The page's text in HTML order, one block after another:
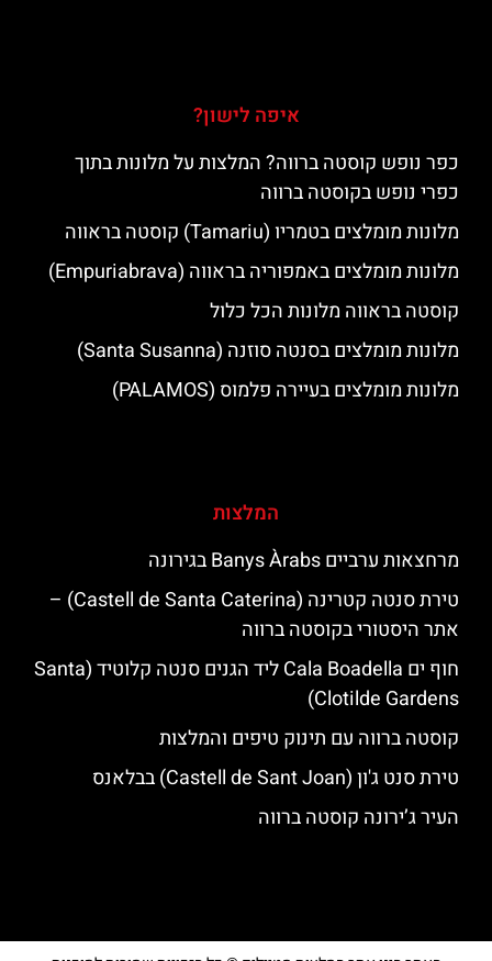
איפה לישון?
כפר נופש קוסטה ברווה? המלצות על מלונות בתוך
כפרי נופש בקוסטה ברווה
מלונות מומלצים בטמריו (Tamariu) קוסטה בראווה
מלונות מומלצים באמפוריה בראווה (Empuriabrava)
קוסטה בראווה מלונות הכל כלול
מלונות מומלצים בסנטה סוזנה (Santa Susanna)
מלונות מומלצים בעיירה פלמוס (PALAMOS)
המלצות
מרחצאות ערביים Banys Àrabs בגירונה
טירת סנטה קטרינה (Castell de Santa Caterina) –
אתר היסטורי בקוסטה ברווה
חוף ים Cala Boadella ליד הגנים סנטה קלוטיד (Santa
Clotilde Gardens)
קוסטה ברווה עם תינוק טיפים והמלצות
טירת סנט ג'ון (Castell de Sant Joan) בבלאנס
העיר ג’ירונה קוסטה ברווה